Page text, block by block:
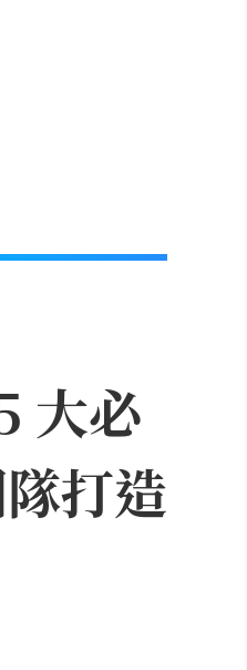
大必
打造